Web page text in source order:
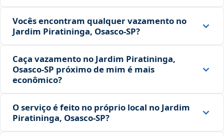
Vocês encontram qualquer vazamento no
Jardim Piratininga, Osasco‑SP?
Caça vazamento no Jardim Piratininga,
Osasco‑SP próximo de mim é mais
econômico?
O serviço é feito no próprio local no Jardim
Piratininga, Osasco‑SP?